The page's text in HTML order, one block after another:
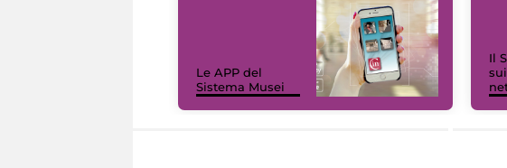
Le APP del
Sistema Musei
Il